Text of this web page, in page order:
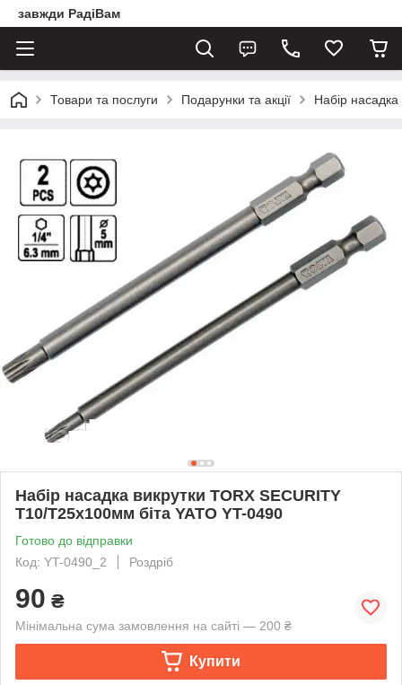
завжди РадіВам
Товари та послуги Подарунки та акції Набір
Набір насадка викрутки TORX SECURITY
T10/T25х100мм біта YATO YT-0490
Готово до відправки
Код: YT-0490_2
Роздріб
90 ₴
Мінімальна сума замовлення на сайті — 200 ₴
Купити